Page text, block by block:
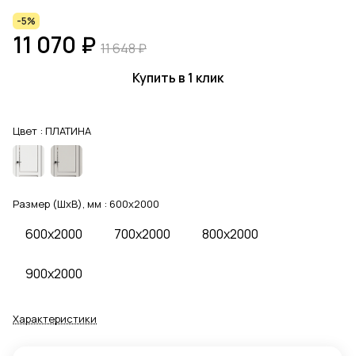
-5%
11 070 ₽ 11 648 ₽
Купить в 1 клик
Цвет : ПЛАТИНА
Размер (ШхВ), мм : 600x2000
600x2000 700x2000 800x2000
900x2000
Характеристики